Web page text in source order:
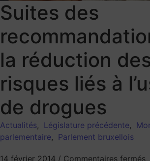
Suites des
la réduction
risques liés à
de drogues
Actualités, Législature précédente,
parlementaire, Parlement bruxellois
14 février 2014 / Commentaires fermés